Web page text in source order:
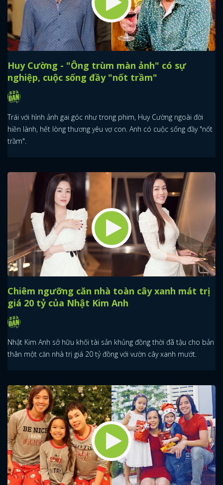
Huy Cường - "Ông trùm màn ảnh" có sự
nghiệp, cuộc sống đầy "nốt trầm"
Trái với hình ảnh gai góc như trong phim, Huy Cường ngoài đời
hiền lành, hết lòng thương yêu vợ con. Anh có cuộc sống đầy "nốt
trầm".
Chiêm ngưỡng căn nhà toàn cây xanh mát trị
giá 20 tỷ của Nhật Kim Anh
Nhật Kim Anh sở hữu khối tài sản khủng đồng thời đã tậu cho bản
thân một căn nhà trị giá 20 tỷ đồng với vườn cây xanh mướt.